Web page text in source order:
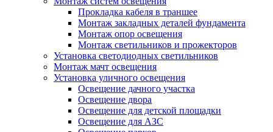
Прокладка кабеля в траншее
Монтаж закладных деталей фундамента
Монтаж опор освещения
Монтаж светильников и прожекторов
Установка светодиодных светильников
Монтаж мачт освещения
Установка уличного освещения
Освещение дачного участка
Освещение двора
Освещение для детской площадки
Освещение для АЗС